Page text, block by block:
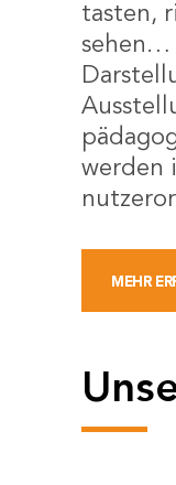
tasten,
sehen…
werden
MEHR